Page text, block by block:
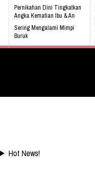
Pernikahan Dini Tingkatkan
Angka Kematian Ibu & An
Sering Mengalami Mimpi
Buruk
Kenali 8 tanda bayi sedang
Hot News!